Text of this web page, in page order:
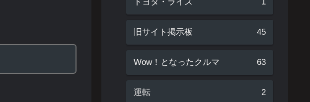
旧サイト掲示板 45
Wow！となったクルマ 63
運転 2